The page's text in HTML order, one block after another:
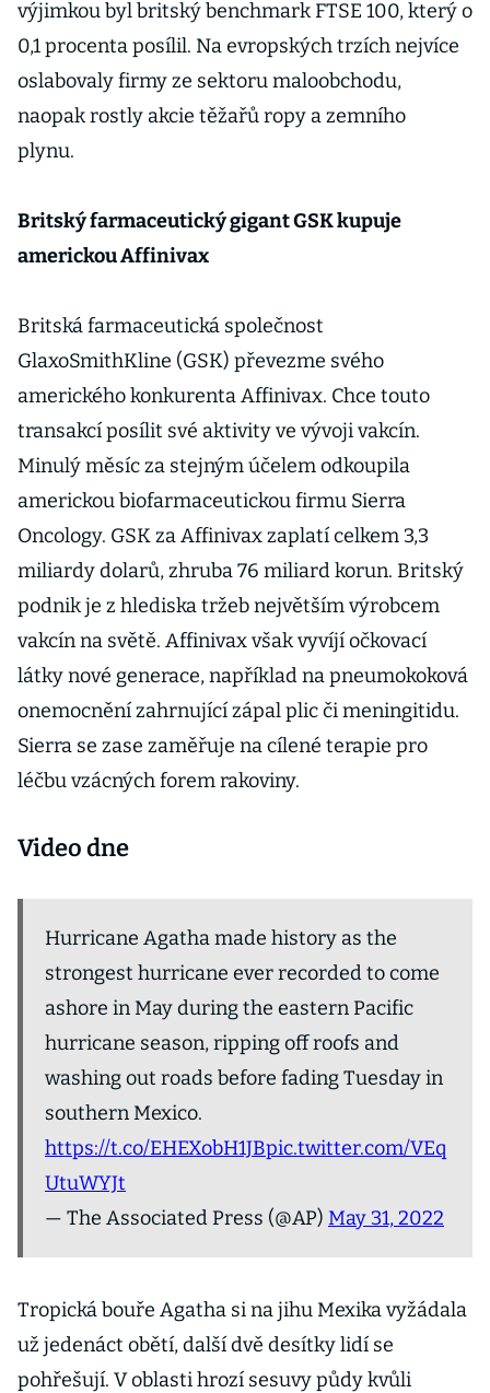
výjimkou byl britský benchmark FTSE 100, který o
0,1 procenta posílil. Na evropských trzích nejvíce
oslabovaly firmy ze sektoru maloobchodu,
naopak rostly akcie těžařů ropy a zemního
plynu.
Britský farmaceutický gigant GSK kupuje
americkou Affinivax
Britská farmaceutická společnost
GlaxoSmithKline (GSK) převezme svého
amerického konkurenta Affinivax. Chce touto
transakcí posílit své aktivity ve vývoji vakcín.
Minulý měsíc za stejným účelem odkoupila
americkou biofarmaceutickou firmu Sierra
Oncology. GSK za Affinivax zaplatí celkem 3,3
miliardy dolarů, zhruba 76 miliard korun. Britský
podnik je z hlediska tržeb největším výrobcem
vakcín na světě. Affinivax však vyvíjí očkovací
látky nové generace, například na pneumokoková
onemocnění zahrnující zápal plic či meningitidu.
Sierra se zase zaměřuje na cílené terapie pro
léčbu vzácných forem rakoviny.
Video dne
Hurricane Agatha made history as the
strongest hurricane ever recorded to come
ashore in May during the eastern Pacific
hurricane season, ripping off roofs and
washing out roads before fading Tuesday in
southern Mexico.
https://t.co/EHEXobH1JBpic.twitter.com/VEq
UtuWYJt
— The Associated Press (@AP) May 31, 2022
Tropická bouře Agatha si na jihu Mexika vyžádala
už jedenáct obětí, další dvě desítky lidí se
pohřešují. V oblasti hrozí sesuvy půdy kvůli